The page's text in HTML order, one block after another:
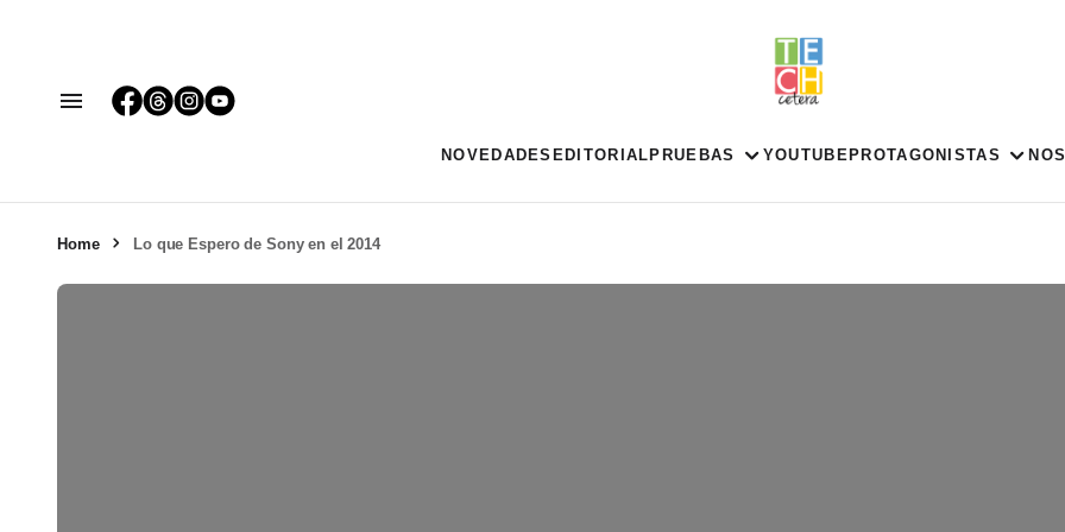
NOVEDADES EDITORIAL PRUEBAS YOUTUBE PROTAGONISTAS
Home Lo que Espero de Sony en el 2014